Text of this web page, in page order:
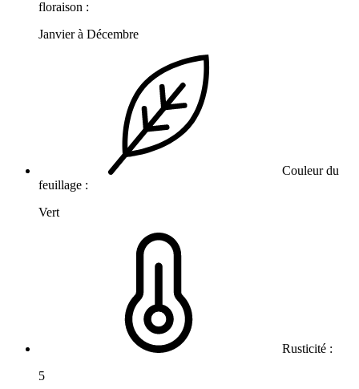
floraison :
Janvier à Décembre
Couleur du
feuillage :
Vert
Rusticité :
5